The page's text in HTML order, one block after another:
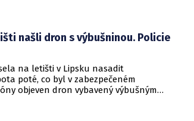
našli dron s výbušninou. Policie
na letišti v Lipsku nasadit
poté, co byl v zabezpečeném
objeven dron vybavený výbušným